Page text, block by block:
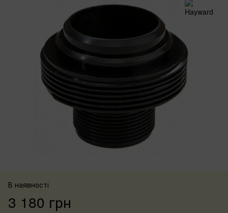
В наявності
3 180 грн